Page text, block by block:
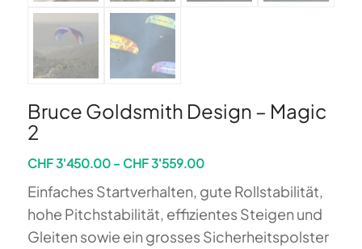
Bruce Goldsmith Design – Magic
2
CHF3'450.00 – CHF3'559.00Preisspanne:
bis
CHF 3'559.00
Einfaches Startverhalten, gute Rollstabilität,
hohe Pitchstabilität, effizientes Steigen und
Gleiten sowie ein grosses Sicherheitspolster